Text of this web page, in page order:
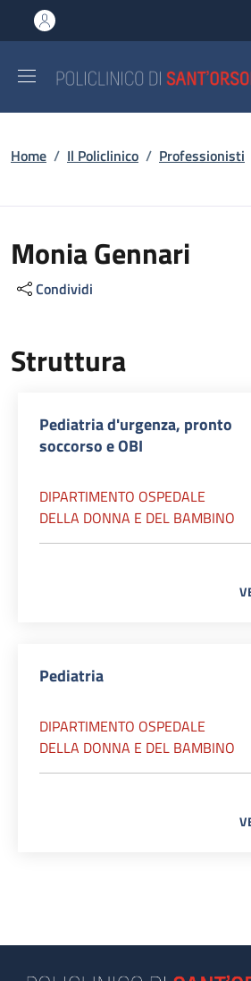
al contenuto principale
to footer content
Briciole di pane
Home / Il Policlinico / Professionisti
Monia Gennari
Condividi
Struttura
Pediatria d'urgenza, pronto
soccorso e OBI
DIPARTIMENTO OSPEDALE
DELLA DONNA E DEL BAMBINO
Pediatria
DIPARTIMENTO OSPEDALE
DELLA DONNA E DEL BAMBINO